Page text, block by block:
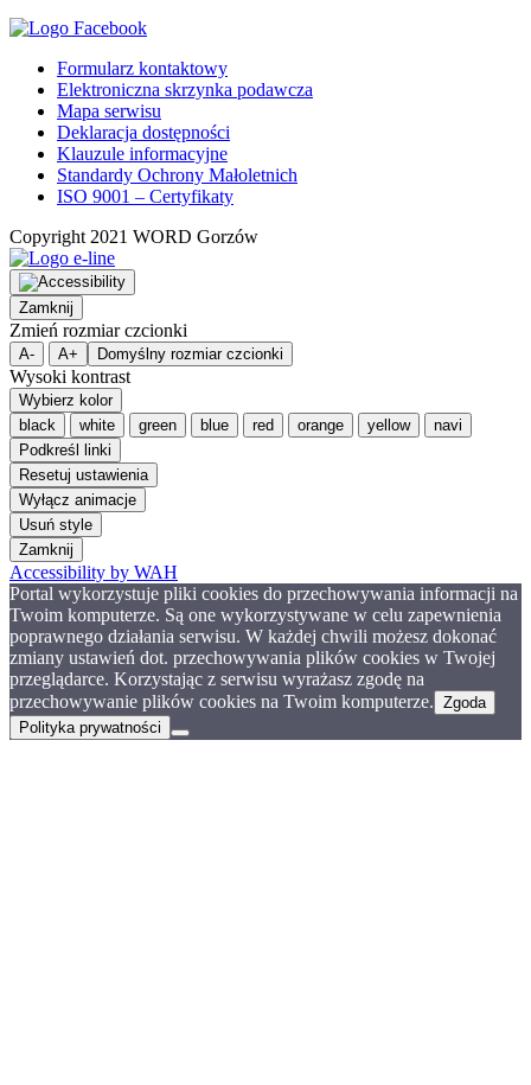
Formularz kontaktowy
Elektroniczna skrzynka podawcza
Mapa serwisu
Deklaracja dostępności
Klauzule informacyjne
Standardy Ochrony Małoletnich
ISO 9001 – Certyfikaty
Copyright 2021 WORD Gorzów
Zamknij
Zmień rozmiar czcionki
A- A+ Domyślny rozmiar czcionki
Wysoki kontrast
Wybierz kolor
black
white green blue red orange yellow
navi
Podkreśl linki
Resetuj ustawienia
Wyłącz animacje
Usuń style
Zamknij
Accessibility by WAH
Portal wykorzystuje pliki cookies do przechowywania informacji na
Twoim komputerze. Są one wykorzystywane w celu zapewnienia
poprawnego działania serwisu. W każdej chwili możesz dokonać
zmiany ustawień dot. przechowywania plików cookies w Twojej
przeglądarce. Korzystając z serwisu wyrażasz zgodę na
przechowywanie plików cookies na Twoim komputerze. Zgoda
Polityka prywatności